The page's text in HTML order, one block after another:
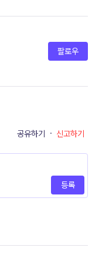
팔로우
공유하기 · 신고하기
등록